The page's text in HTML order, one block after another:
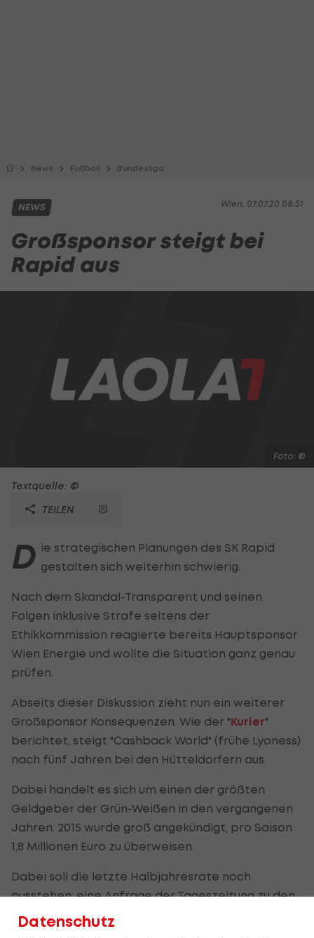
News Fußball Bundesliga
Wien, 07.07.20 08:51
NEWS
Großsponsor steigt bei
Rapid aus
Foto: ©
Textquelle: ©
TEILEN
D ie strategischen Planungen des SK Rapid
gestalten sich weiterhin schwierig.
Nach dem Skandal-Transparent und seinen
Folgen inklusive Strafe seitens der
Ethikkommission reagierte bereits Hauptsponsor
Wien Energie und wollte die Situation ganz genau
prüfen.
Abseits dieser Diskussion zieht nun ein weiterer
Großsponsor Konsequenzen. Wie der "Kurier"
berichtet, steigt "Cashback World" (frühe Lyoness)
nach fünf Jahren bei den Hütteldorfern aus.
Dabei handelt es sich um einen der größten
Geldgeber der Grün-Weißen in den vergangenen
Jahren. 2015 wurde groß angekündigt, pro Saison
1,8 Millionen Euro zu überweisen.
Dabei soll die letzte Halbjahresrate noch
ausstehen, eine Anfrage der Tageszeitung zu den
Gründen des Ausstiegs blieb vorerst
Datenschutz